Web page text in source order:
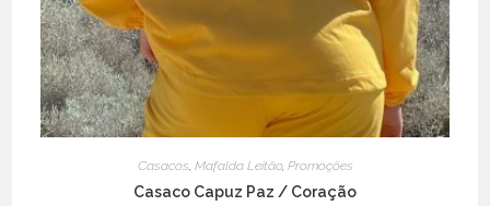
Casacos, Mafalda Leitão, Promoções
Casaco Capuz Paz / Coração